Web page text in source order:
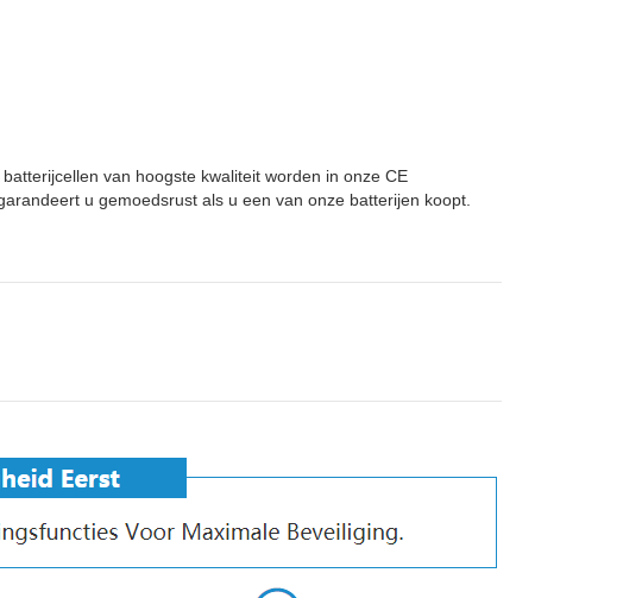
van hoogste kwaliteit worden in onze CE
u gemoedsrust als u een van onze batterijen koopt.